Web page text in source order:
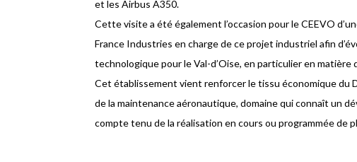
et les Airbus A350.
Cette visite a été également l’occasion pour le CEEVO
France Industries en charge de ce projet industriel afin
technologique pour le Val-d’Oise, en particulier en
Cet établissement vient renforcer le tissu économique du
de la maintenance aéronautique, domaine qui connaît un
compte tenu de la réalisation en cours ou programmée de